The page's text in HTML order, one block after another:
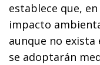
establece que,
impacto
aunque no exista
se adoptarán